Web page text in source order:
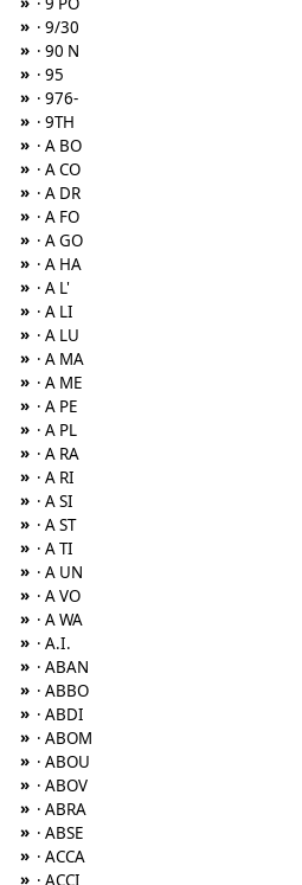
» · 9/30
» · 90 N
» · 95
» · 976-
» · 9TH
» · A BO
» · A CO
» · A DR
» · A FO
» · A GO
» · A HA
» · A L'
» · A LI
» · A LU
» · A MA
» · A ME
» · A PE
» · A PL
» · A RA
» · A RI
» · A SI
» · A ST
» · A TI
» · A UN
» · A VO
» · A WA
» · A.I.
» · ABAN
» · ABBO
» · ABDI
» · ABOM
» · ABOU
» · ABOV
» · ABRA
» · ABSE
» · ACCA
» · ACCI